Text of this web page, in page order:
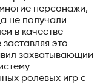
персонажи,
не получали
в качестве
это
захватывающий
ролевых игр с